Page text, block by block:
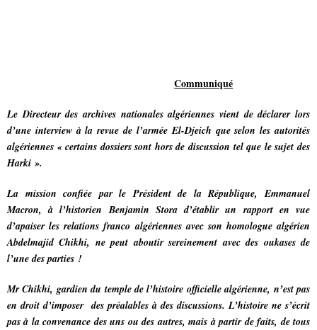
Communiqué
Le Directeur des archives nationales algériennes vient de déclarer lors
d’une interview à la revue de l’armée El-Djeich que selon les autorités
algériennes « certains dossiers sont hors de discussion tel que le sujet des
Harki ».
La mission confiée par le Président de la République, Emmanuel
Macron, à l’historien Benjamin Stora d’établir un rapport en vue
d’apaiser les relations franco algériennes avec son homologue algérien
Abdelmajid Chikhi, ne peut aboutir sereinement avec des oukases de
l’une des parties !
Mr Chikhi, gardien du temple de l’histoire officielle algérienne, n’est pas
en droit d’imposer des préalables à des discussions. L’histoire ne s’écrit
pas à la convenance des uns ou des autres, mais à partir de faits, de tous